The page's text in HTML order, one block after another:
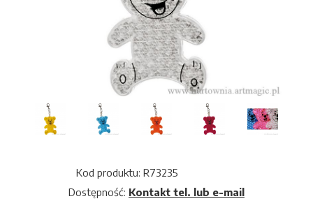
Kod produktu: R73235
Dostępność: Kontakt tel. lub e-mail